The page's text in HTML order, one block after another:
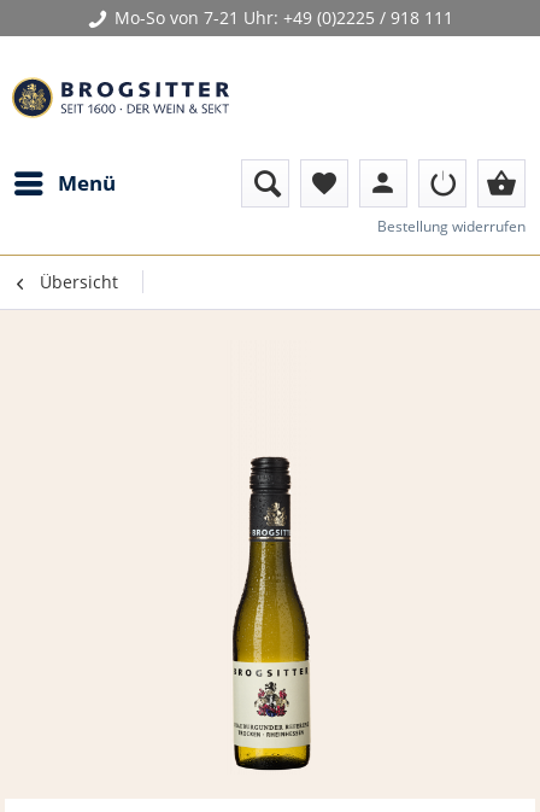
Mo-So von 7-21 Uhr: +49 (0)2225 / 918 111
Menü favorite person shopping_basket
Bestellung widerrufen
Übersicht